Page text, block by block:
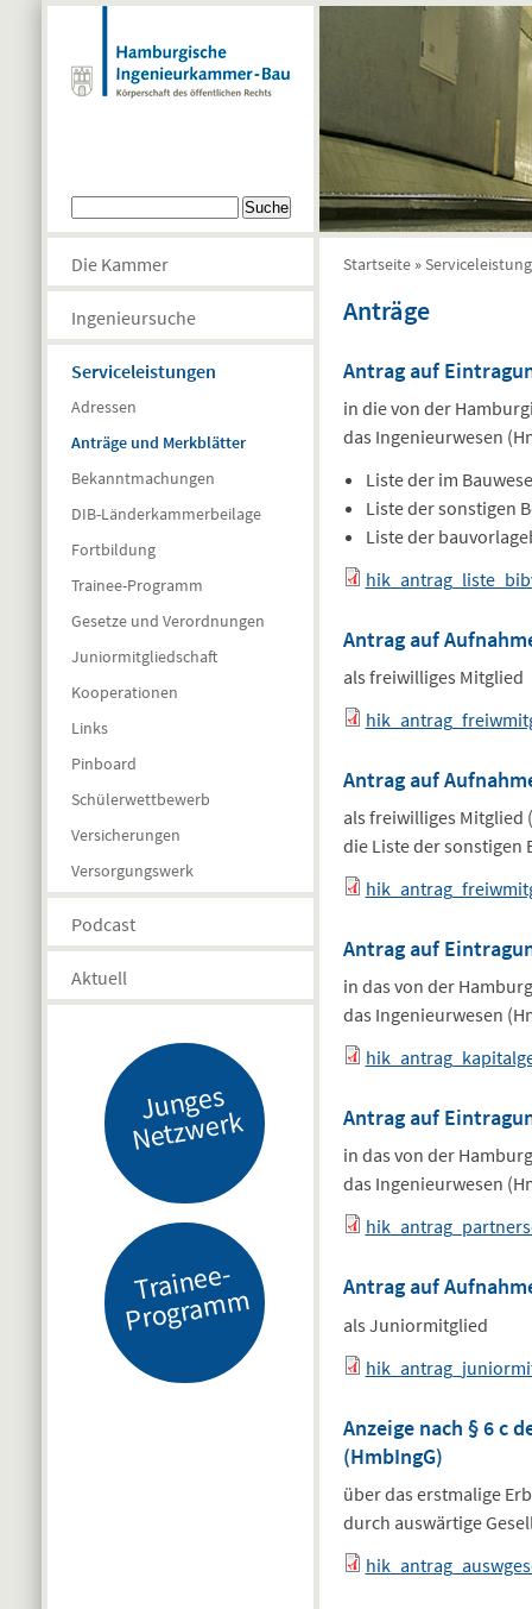
Direkt zum Inhalt
Suchformular
Die Kammer
Ingenieursuche
Serviceleistungen
Adressen
Anträge und Merkblätter
Bekanntmachungen
DIB-Länderkammerbeilage
Fortbildung
Trainee-Programm
Gesetze und Verordnungen
Juniormitgliedschaft
Kooperationen
Links
Pinboard
Schülerwettbewerb
Versicherungen
Versorgungswerk
Podcast
Aktuell
J
u
n
g
es
N
etz
w
er
k
Tr
ai
n
e
e-
Pr
o
gr
a
m
m
Sie sind hier
Startseite »
Anträge
Antrag auf
in die von der
das Ingenieurwesen
Liste der im
Liste der sonstigen
Liste der
Antrag auf
als freiwilliges Mitglied
Antrag auf
als freiwilliges Mitglied
die Liste der sonstigen
Antrag auf
in das von der
das Ingenieurwesen
Antrag auf
in das von der
das Ingenieurwesen
Antrag auf
als Juniormitglied
Anzeige nach § 6 c
(HmbIngG)
über das erstmalige
durch auswärtige